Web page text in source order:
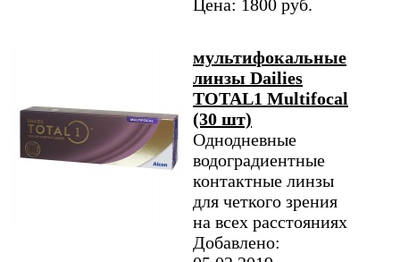
Цена: 1800 руб.
мультифокальные
линзы Dailies
TOTAL1 Multifocal
(30 шт)
Однодневные
водоградиентные
контактные линзы
для четкого зрения
на всех расстояниях
Добавлено: